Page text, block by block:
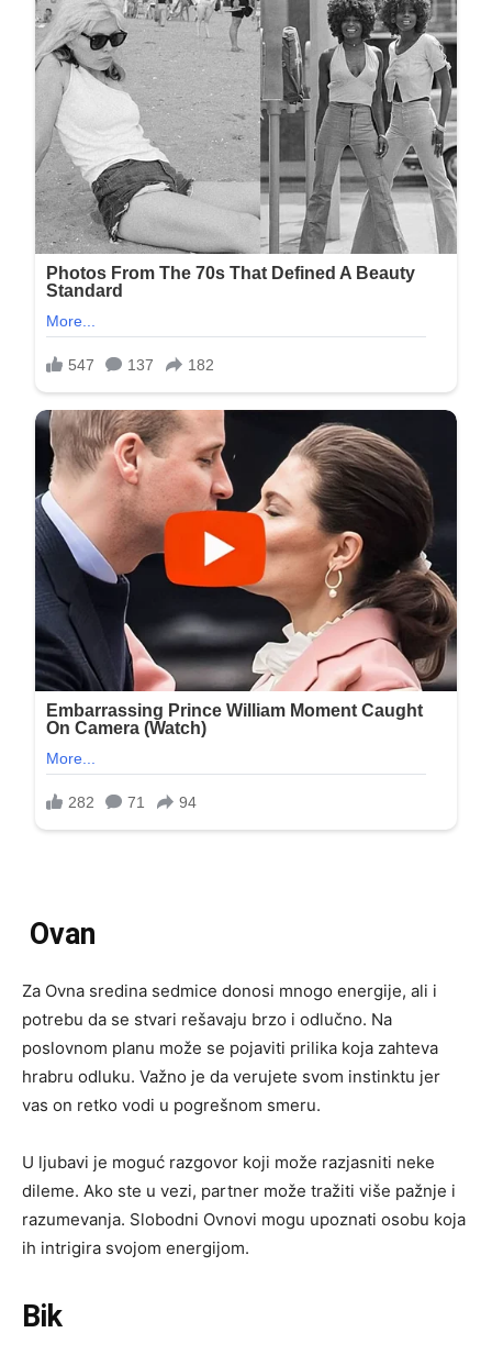
Ovan
Za Ovna sredina sedmice donosi mnogo energije, ali i
potrebu da se stvari rešavaju brzo i odlučno. Na
poslovnom planu može se pojaviti prilika koja zahteva
hrabru odluku. Važno je da verujete svom instinktu jer
vas on retko vodi u pogrešnom smeru.
U ljubavi je moguć razgovor koji može razjasniti neke
dileme. Ako ste u vezi, partner može tražiti više pažnje i
razumevanja. Slobodni Ovnovi mogu upoznati osobu koja
ih intrigira svojom energijom.
Bik